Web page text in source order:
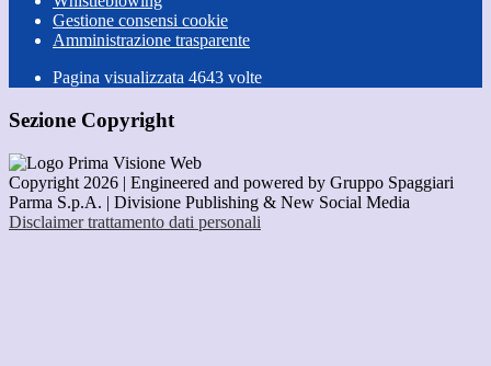
Gestione consensi cookie
Amministrazione trasparente
Pagina visualizzata 4643 volte
Sezione Copyright
Copyright 2026 | Engineered and powered by Gruppo Spaggiari
Parma S.p.A. | Divisione Publishing & New Social Media
Disclaimer trattamento dati personali